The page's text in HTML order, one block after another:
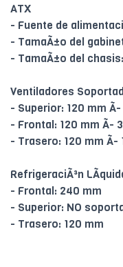
ATX
- Fuente de
- TamaÃ±o del
- TamaÃ±o del
Ventiladores
- Superior: 120 mm Ã-
- Frontal: 120 mm Ã-
- Trasero: 120 mm Ã-
RefrigeraciÃ³n
- Frontal: 240 mm
- Superior: NO
- Trasero: 120 mm